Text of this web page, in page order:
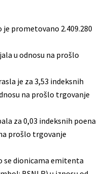
prometovano 2.409.280
u odnosu na prošlo
je za 3,53 indeksnih
na prošlo trgovanje
za 0,03 indeksnih poena
prošlo trgovanje
dionicama emitenta